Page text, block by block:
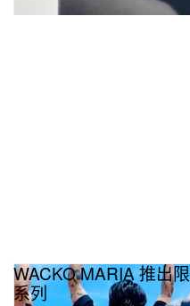
WACKO MARIA 推出
系列